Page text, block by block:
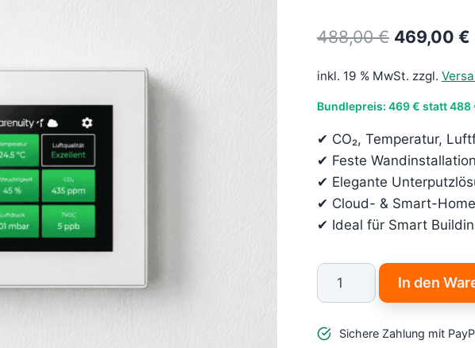
488,00€
war:
488,00 €
469,00 €
inkl. 19 % MwSt. zzgl.
Bundlepreis: 469 € statt 488
✔ CO₂, Temperatur,
✔ Feste
✔ Elegante
✔ Cloud- & Smart-
✔ Ideal für Smart
Carenuity
Starterkit
Weiß
In den
Sichere Zahlung mit